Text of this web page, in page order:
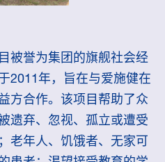
被誉为集团的旗舰社会经
2011年，旨在与爱施健在
方合作。该项目帮助了众
遗弃、忽视、孤立或遭受
老年人、饥饿者、无家可